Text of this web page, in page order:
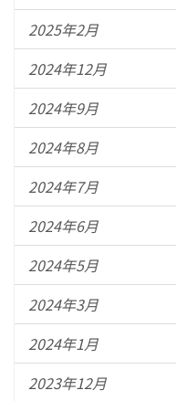
2025年2月
2024年12月
2024年9月
2024年8月
2024年7月
2024年6月
2024年5月
2024年3月
2024年1月
2023年12月